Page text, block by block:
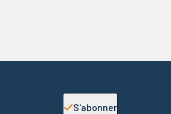
S'abonner